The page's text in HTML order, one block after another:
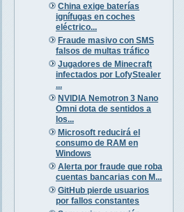
China exige baterías
ignífugas en coches
eléctrico...
Fraude masivo con SMS
falsos de multas tráfico
Jugadores de Minecraft
infectados por LofyStealer
...
NVIDIA Nemotron 3 Nano
Omni dota de sentidos a
los...
Microsoft reducirá el
consumo de RAM en
Windows
Alerta por fraude que roba
cuentas bancarias con M...
GitHub pierde usuarios
por fallos constantes